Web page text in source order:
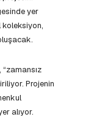
yer
koleksiyon,
“zamansız
Projenin
alıyor.